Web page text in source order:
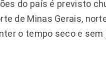
do país é previsto
de Minas Gerais,
o tempo seco e sem